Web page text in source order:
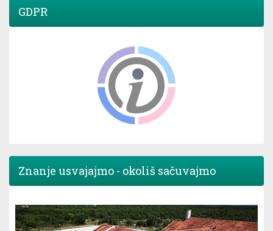
GDPR
Znanje usvajajmo - okoliš sačuvajmo